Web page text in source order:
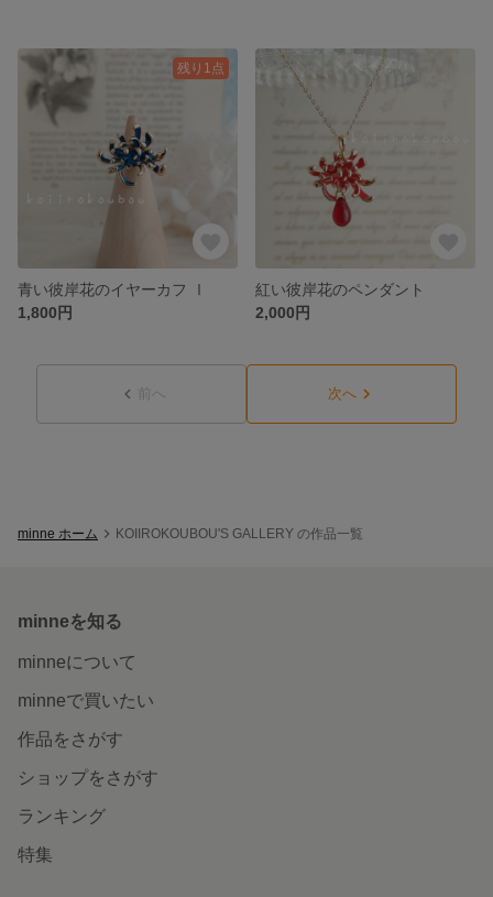
残り1点
青い彼岸花のイヤーカフ Ⅰ
1,800円
紅い彼岸花のペンダント
2,000円
前へ 次へ
minne ホーム KOIIROKOUBOU'S GALLERY の作品一覧
minneを知る
minneについて
minneで買いたい
作品をさがす
ショップをさがす
ランキング
特集